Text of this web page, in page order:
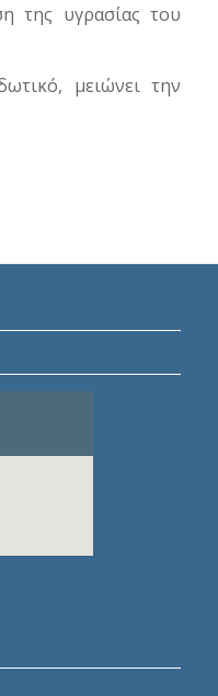
της υγρασίας του
μειώνει την